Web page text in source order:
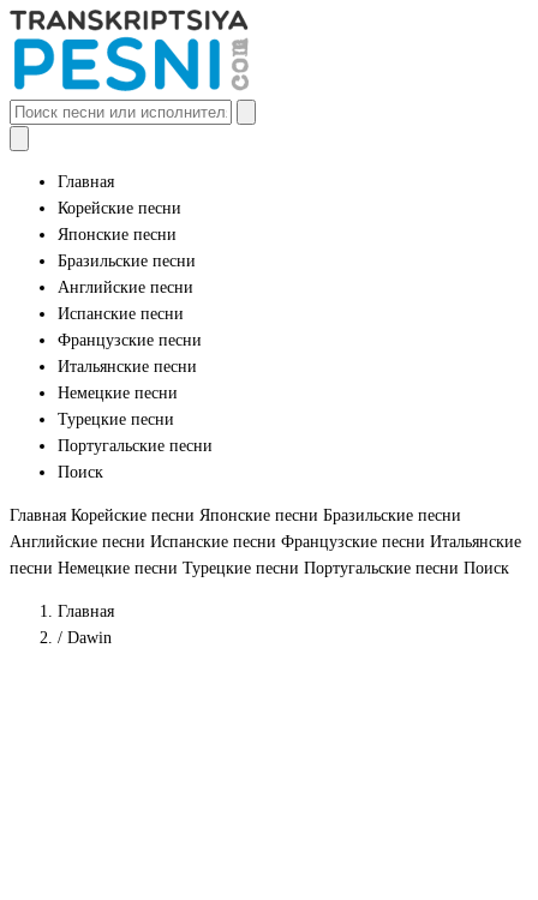
Главная
Корейские песни
Японские песни
Бразильские песни
Английские песни
Испанские песни
Французские песни
Итальянские песни
Немецкие песни
Турецкие песни
Португальские песни
Поиск
Главная Корейские песни Японские песни Бразильские песни
Английские песни Испанские песни Французские песни Итальянские
песни Немецкие песни Турецкие песни Португальские песни Поиск
Главная
/ Dawin